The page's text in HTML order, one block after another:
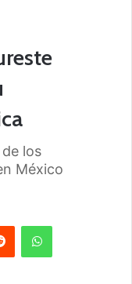
los
México